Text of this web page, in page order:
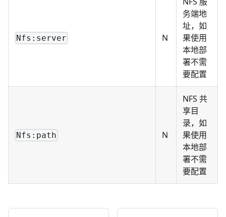
Nfs:server N
务端地
址，如
果使用
本地部
署不需
要配置
Nfs:path N
NFS 共
享目
录，如
果使用
本地部
署不需
要配置